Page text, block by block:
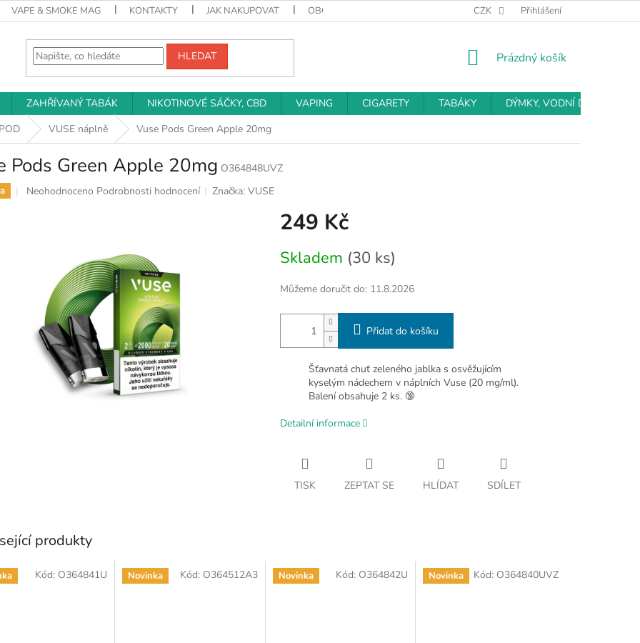
VAPE & SMOKE MAG KONTAKTY JAK NAKUPOVAT OBCHODNÍ PODMÍNKY PODMÍNKY OCHRANY OSOBNÍCH ÚDAJŮ
CZK Přihlášení
HLEDAT
NÁKUPNÍ
Prázdný košík
ZAHŘÍVANÝ TABÁK NIKOTINOVÉ SÁČKY, CBD VAPING CIGARETY TABÁKY
DÝMKY, VODNÍ DÝMKY
VUSE náplně Vuse Pods Green Apple 20mg
Pods Green Apple 20mg O364848UVZ
Průměrné
hvězdiček.
Neohodnoceno Podrobnosti hodnocení Značka:VUSE
249 Kč
cena:
Skladem (30 ks)
Můžeme doručit do: 11.8.2026
Přidat do košíku
Šťavnatá chuť zeleného jablka s osvěžujícím
kyselým nádechem v náplních Vuse (20 mg/ml).
Balení obsahuje 2 ks. 🔞
Detailní informace
TISK ZEPTAT SE HLÍDAT SDÍLET
produkty
Kód: O364841U Novinka Kód: O364512A3 Novinka Kód: O364842U Novinka Kód: O364840UVZ